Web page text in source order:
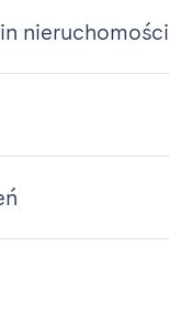
nieruchomości